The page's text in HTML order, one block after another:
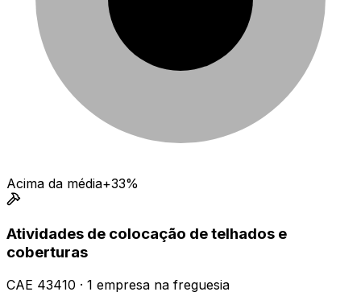
Acima da média+33%
Atividades de colocação de telhados e
coberturas
CAE 43410 · 1 empresa na freguesia